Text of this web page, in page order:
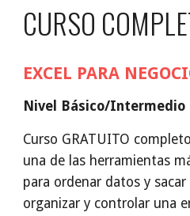
CURSO
EXCEL PARA
Nivel Básico/Intermedio
Curso GRATUITO
una de las herramientas
para ordenar datos y
organizar y controlar una